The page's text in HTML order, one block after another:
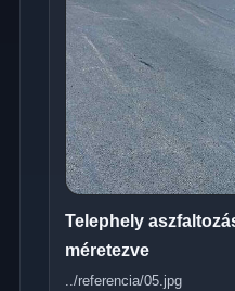
Telephely
méretezve
../referencia/05.jpg